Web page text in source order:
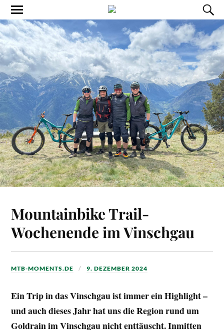
Mountainbike Trail-
Wochenende im Vinschgau
MTB-MOMENTS.DE 9. DEZEMBER 2024
Ein Trip in das Vinschgau ist immer ein Highlight –
und auch dieses Jahr hat uns die Region rund um
Goldrain im Vinschgau nicht enttäuscht. Inmitten